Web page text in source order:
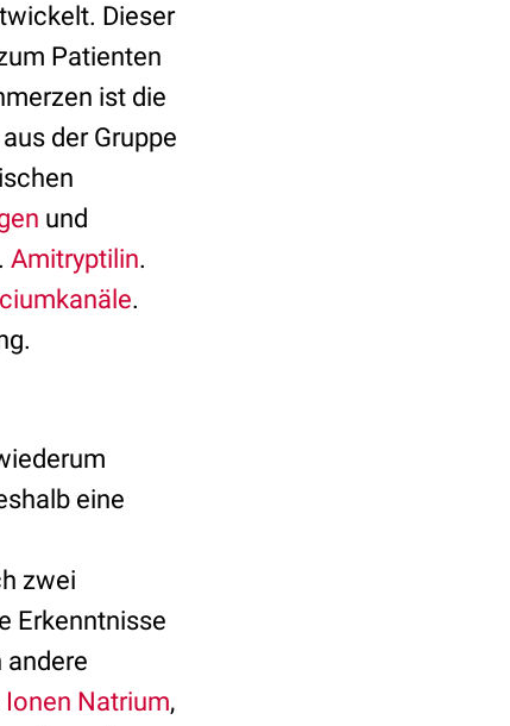
Dieser
Patienten
ist die
aus der Gruppe
und
Amitryptilin.
.
eine
zwei
Erkenntnisse
andere
Ionen Natrium,